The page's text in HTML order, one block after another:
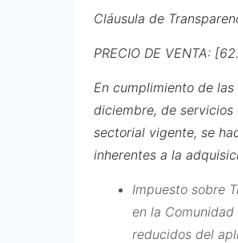
Cláusula de
PRECIO DE VENTA:
En cumplimiento de
diciembre, de
sectorial vigente, se
inherentes a la
Impuesto sobre
en la Comunidad
reducidos del